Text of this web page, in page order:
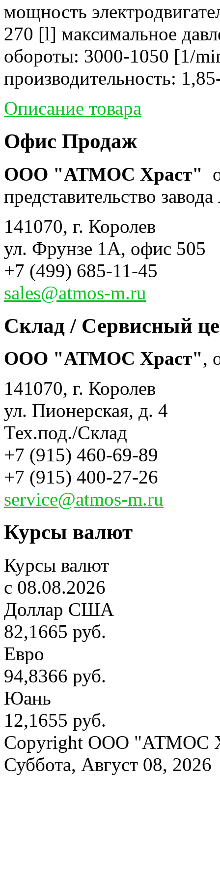
мощность
270 [l] максимальное
обороты: 3000-1050 [1/
производительность:
Описание товара
Офис Продаж
ООО "АТМОС Храст"
представительство
141070, г. Королев
ул. Фрунзе 1А, офис 505
+7 (499) 685-11-45
sales@atmos-m.ru
Склад / Сервисный
ООО "АТМОС Храст",
141070, г. Королев
ул. Пионерская, д. 4
Тех.под./Склад
+7 (915) 460-69-89
+7 (915) 400-27-26
service@atmos-m.ru
Курсы валют
Курсы валют
c 08.08.2026
Доллар США
82,1665 руб.
Евро
94,8366 руб.
Юань
12,1655 руб.
Copyright OOO "АТМОС
Суббота, Август 08, 2026